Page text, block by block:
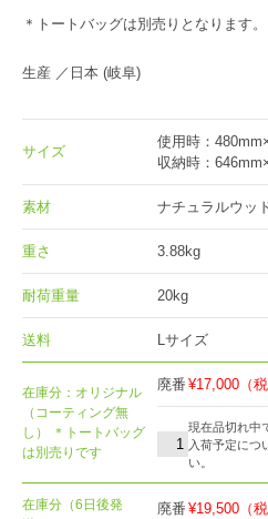
＊トートバッグは別売りとなります。
生産 ／日本 (岐阜)
サイズ
使用時：
収納時：
素材 ナチュラルウッ
重さ 3.88kg
耐荷重量 20kg
送料 Lサイズ
在庫分：オリジナル
（コーティング無
し） ＊トートバッグ
は別売りです
廃番 ¥17,000 （
現在品切れ中
入荷予定につ
い。
在庫分（6日後発
廃番 ¥19,500 （